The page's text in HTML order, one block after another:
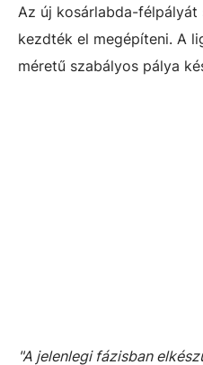
Az új kosárlabda-félpályát
kezdték el megépíteni. A
méretű szabályos pálya
"A jelenlegi fázisban